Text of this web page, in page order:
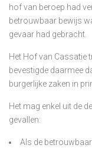
hof van beroep had
betrouwbaar bewijs
gevaar had gebracht.
Het Hof van Cassatie
bevestigde daarmee
burgerlijke zaken in
Het mag enkel uit de
gevallen:
Als de